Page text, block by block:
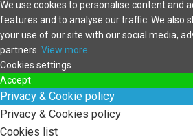
We use cookies to personalise content and
features and to analyse our traffic. We also
your use of our site with our social media,
partners. View more
Cookies settings
Accept
Privacy & Cookie policy
Privacy & Cookies policy
Cookies list